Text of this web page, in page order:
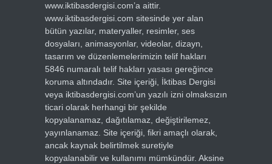
www.iktibasdergisi.com’a aittir.
www.iktibasdergisi.com sitesinde yer alan
bütün yazılar, materyaller, resimler, ses
dosyaları, animasyonlar, videolar, dizayn,
tasarım ve düzenlemelerimizin telif hakları
5846 numaralı telif hakları yasası gereğince
koruma altındadır. Site içeriği, İktibas Dergisi
veya iktibasdergisi.com’un yazılı izni olmaksızın
ticari olarak herhangi bir şekilde
kopyalanamaz, dağıtılamaz, değiştirilemez,
yayınlanamaz. Site içeriği, fikri amaçlı olarak,
ancak kaynak belirtilmek suretiyle
kopyalanabilir ve kullanımı mümkündür. Aksine